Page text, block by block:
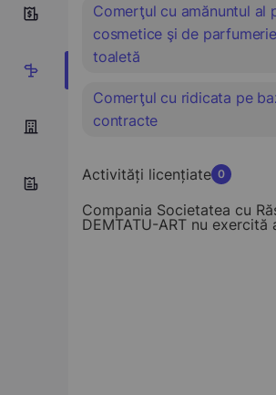
0
Comerţul cu amănuntul al
cosmetice şi de
toaletă
Comerţul cu ridicata pe
contracte
Activități licențiate 0
Compania Societatea cu
DEMTATU-ART nu